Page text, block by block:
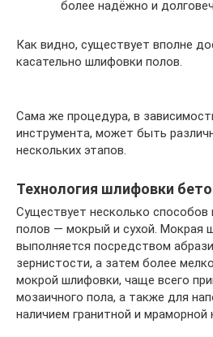
более надёжно и
Как видно, существует вполне
касательно шлифовки полов.
Сама же процедура, в
инструмента, может быть
нескольких этапов.
Технология шлифовки
Существует несколько
полов — мокрый и сухой. Мокрая
выполняется посредством
зернистости, а затем более
мокрой шлифовки, чаще всего
мозаичного пола, а также для
наличием гранитной и мраморной